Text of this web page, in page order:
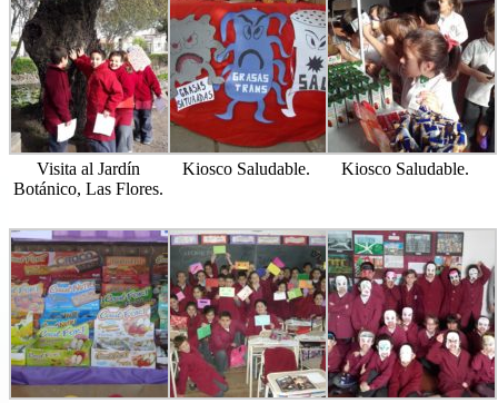
Visita al Jardín
Botánico, Las Flores.
Kiosco Saludable. Kiosco Saludable.